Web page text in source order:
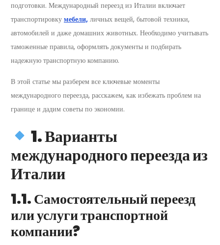
подготовки. Международный переезд из Италии включает
транспортировку мебели, личных вещей, бытовой техники,
автомобилей и даже домашних животных. Необходимо учитывать
таможенные правила, оформлять документы и подбирать
надежную транспортную компанию.
В этой статье мы разберем все ключевые моменты
международного переезда, расскажем, как избежать проблем на
границе и дадим советы по экономии.
1. Варианты
международного переезда из
Италии
1.1. Самостоятельный переезд
или услуги транспортной
компании?